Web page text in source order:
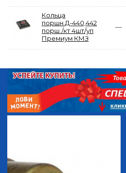
Кольца
поршн.Д-440,442
порш./кт 4шт/уп
Премиум КМЗ
—